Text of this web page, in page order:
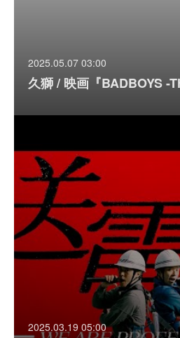
2025.05.07 03:00
久獅 / 映画『BADBOYS -
2025.03.19 05:00